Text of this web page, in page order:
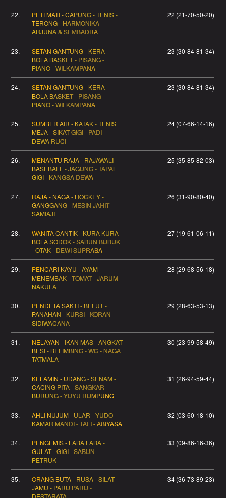
22.
PETI MATI - CAPUNG - TENIS -
TERONG - HARMONIKA -
ARJUNA & SEMBADRA
22 (21-70-50-20)
23.
SETAN GANTUNG - KERA -
BOLA BASKET - PISANG -
PIANO - WILKAMPANA
23 (30-84-81-34)
24.
SETAN GANTUNG - KERA -
BOLA BASKET - PISANG -
PIANO - WILKAMPANA
23 (30-84-81-34)
25.
SUMBER AIR - KATAK - TENIS
MEJA - SIKAT GIGI - PADI -
DEWA RUCI
24 (07-66-14-16)
26.
MENANTU RAJA - RAJAWALI -
BASEBALL - JAGUNG - TAPAL
GIGI - KANGSA DEWA
25 (35-85-82-03)
27.
RAJA - NAGA - HOCKEY -
GANGGANG - MESIN JAHIT -
SAMIAJI
26 (31-90-80-40)
28.
WANITA CANTIK - KURA KURA -
BOLA SODOK - SABUN BUBUK
- OTAK - DEWI SUPRABA
27 (19-61-06-11)
29.
PENCARI KAYU - AYAM -
MENEMBAK - TOMAT - JARUM -
NAKULA
28 (29-68-56-18)
30.
PENDETA SAKTI - BELUT -
PANAHAN - KURSI - KORAN -
SIDIWACANA
29 (28-63-53-13)
31.
NELAYAN - IKAN MAS - ANGKAT
BESI - BELIMBING - WC - NAGA
TATMALA
30 (23-99-58-49)
32.
KELAMIN - UDANG - SENAM -
CACING PITA - SANGKAR
BURUNG - YUYU RUMPUNG
31 (26-94-59-44)
33.
AHLI NUJUM - ULAR - YUDO -
KAMAR MANDI - TALI - ABIYASA
32 (03-60-18-10)
34.
PENGEMIS - LABA LABA -
GULAT - GIGI - SABUN -
PETRUK
33 (09-86-16-36)
35.
ORANG BUTA - RUSA - SILAT -
JAMU - PARU PARU -
DESTARATA
34 (36-73-89-23)